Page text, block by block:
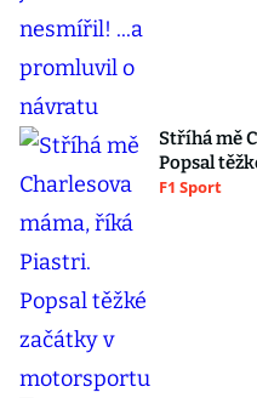
Stříhá mě
Popsal
F1 Sport